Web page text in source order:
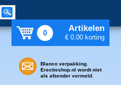
0 Artikelen
€ 0.00 korting
Blanco verpakking.
Erectieshop.nl wordt niet
als afzender vermeld.